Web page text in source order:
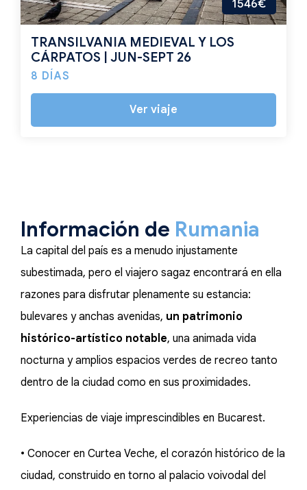
1546€
TRANSILVANIA MEDIEVAL Y LOS
CÁRPATOS | JUN-SEPT 26
8 DÍAS
Ver viaje
Información de Rumania
La capital del país es a menudo injustamente
subestimada, pero el viajero sagaz encontrará en ella
razones para disfrutar plenamente su estancia:
bulevares y anchas avenidas, un patrimonio
histórico-artístico notable, una animada vida
nocturna y amplios espacios verdes de recreo tanto
dentro de la ciudad como en sus proximidades.
Experiencias de viaje imprescindibles en Bucarest.
• Conocer en Curtea Veche, el corazón histórico de la
ciudad, construido en torno al palacio voivodal del